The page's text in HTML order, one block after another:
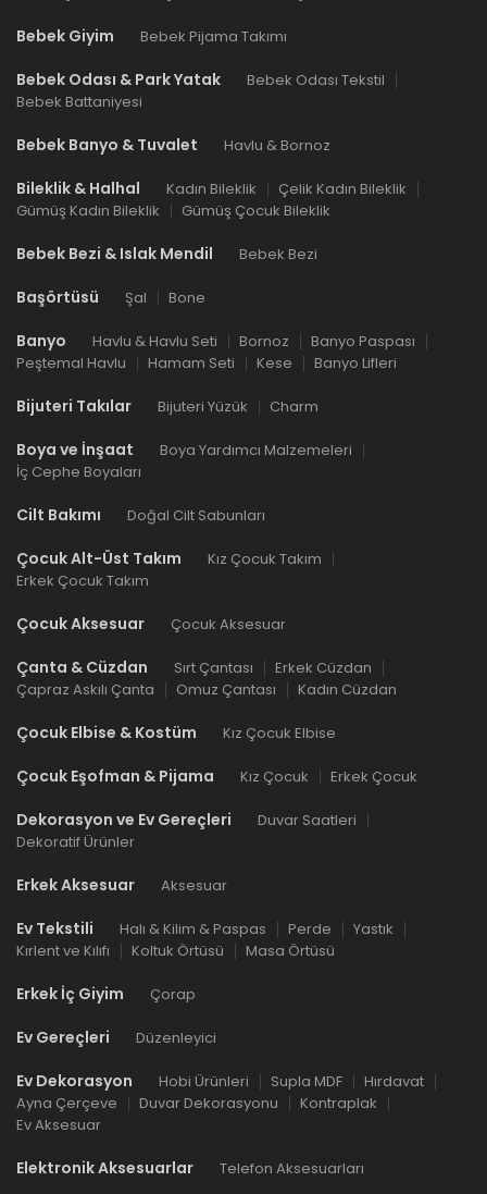
Bebek Giyim Bebek Pijama Takımı
Bebek Odası & Park Yatak
Bebek Odası Tekstil
Bebek Battaniyesi
Bebek Banyo & Tuvalet Havlu & Bornoz
Bileklik & Halhal Kadın Bileklik
Çelik Kadın Bileklik
Gümüş Kadın Bileklik
Gümüş Çocuk Bileklik
Bebek Bezi & Islak Mendil Bebek Bezi
Başörtüsü Şal Bone
Banyo Havlu & Havlu Seti Bornoz
Banyo Paspası
Peştemal Havlu
Hamam Seti Kese Banyo Lifleri
Bijuteri Takılar Bijuteri Yüzük Charm
Boya ve İnşaat
Boya Yardımcı Malzemeleri
İç Cephe Boyaları
Cilt Bakımı Doğal Cilt Sabunları
Çocuk Alt-Üst Takım
Kız Çocuk Takım
Erkek Çocuk Takım
Çocuk Aksesuar Çocuk Aksesuar
Çanta & Cüzdan Sırt Çantası
Erkek Cüzdan
Çapraz Askılı Çanta
Omuz Çantası Kadın Cüzdan
Çocuk Elbise & Kostüm Kız Çocuk Elbise
Çocuk Eşofman & Pijama Kız Çocuk Erkek Çocuk
Dekorasyon ve Ev Gereçleri
Duvar Saatleri
Dekoratif Ürünler
Erkek Aksesuar Aksesuar
Ev Tekstili Halı & Kilim & Paspas Perde
Yastık
Kırlent ve Kılıfı
Koltuk Örtüsü Masa Örtüsü
Erkek İç Giyim Çorap
Ev Gereçleri Düzenleyici
Ev Dekorasyon Hobi Ürünleri Supla MDF
Hırdavat
Ayna Çerçeve
Duvar Dekorasyonu
Kontraplak
Ev Aksesuar
Elektronik Aksesuarlar Telefon Aksesuarları